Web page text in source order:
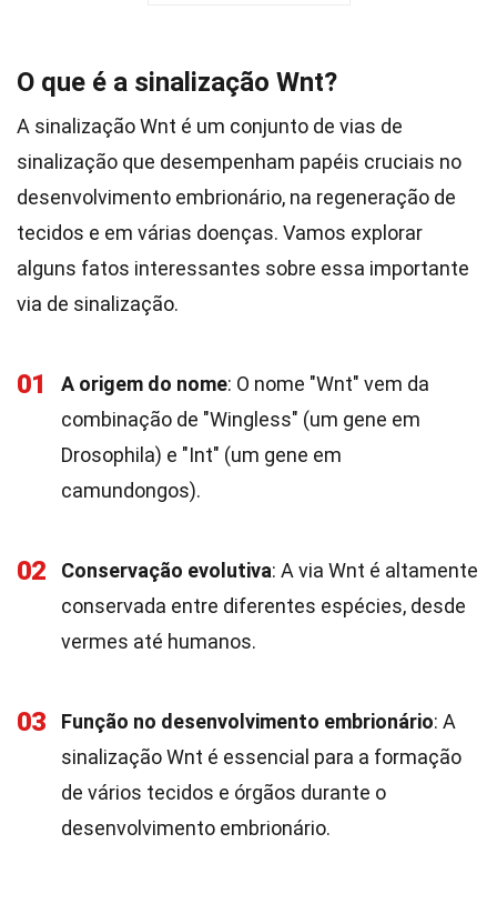
O que é a sinalização Wnt?
A sinalização Wnt é um conjunto de vias de
sinalização que desempenham papéis cruciais no
desenvolvimento embrionário, na regeneração de
tecidos e em várias doenças. Vamos explorar
alguns fatos interessantes sobre essa importante
via de sinalização.
01 A origem do nome: O nome "Wnt" vem da
combinação de "Wingless" (um gene em
Drosophila) e "Int" (um gene em
camundongos).
02 Conservação evolutiva: A via Wnt é altamente
conservada entre diferentes espécies, desde
vermes até humanos.
03 Função no desenvolvimento embrionário: A
sinalização Wnt é essencial para a formação
de vários tecidos e órgãos durante o
desenvolvimento embrionário.